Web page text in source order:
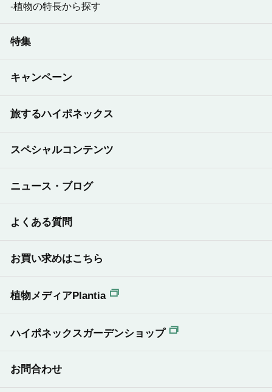
植物の特長から探す
特集
キャンペーン
旅するハイポネックス
スペシャルコンテンツ
ニュース・ブログ
よくある質問
お買い求めはこちら
植物メディアPlantia
ハイポネックスガーデンショップ
お問合わせ